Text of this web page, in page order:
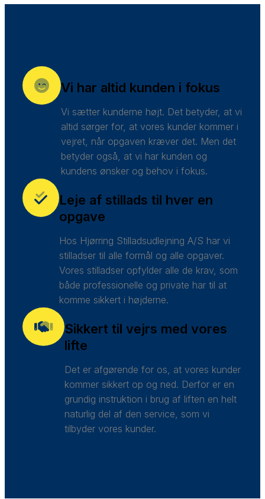
Vi har altid kunden i fokus
Vi sætter kunderne højt. Det betyder, at vi
altid sørger for, at vores kunder kommer i
vejret, når opgaven kræver det. Men det
betyder også, at vi har kunden og
kundens ønsker og behov i fokus.
Leje af stillads til hver en
opgave
Hos Hjørring Stilladsudlejning A/S har vi
stilladser til alle formål og alle opgaver.
Vores stilladser opfylder alle de krav, som
både professionelle og private har til at
komme sikkert i højderne.
Sikkert til vejrs med vores
lifte
Det er afgørende for os, at vores kunder
kommer sikkert op og ned. Derfor er en
grundig instruktion i brug af liften en helt
naturlig del af den service, som vi
tilbyder vores kunder.